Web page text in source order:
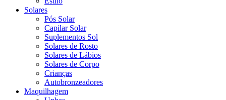
Solares
Pós Solar
Capilar Solar
Suplementos Sol
Solares de Rosto
Solares de Lábios
Solares de Corpo
Crianças
Autobronzeadores
Maquilhagem